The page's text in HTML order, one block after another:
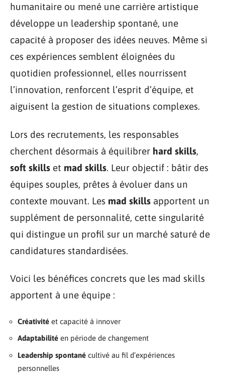
humanitaire ou mené une carrière artistique
développe un leadership spontané, une
capacité à proposer des idées neuves. Même si
ces expériences semblent éloignées du
quotidien professionnel, elles nourrissent
l’innovation, renforcent l’esprit d’équipe, et
aiguisent la gestion de situations complexes.
Lors des recrutements, les responsables
cherchent désormais à équilibrer hard skills,
soft skills et mad skills. Leur objectif : bâtir des
équipes souples, prêtes à évoluer dans un
contexte mouvant. Les mad skills apportent un
supplément de personnalité, cette singularité
qui distingue un profil sur un marché saturé de
candidatures standardisées.
Voici les bénéfices concrets que les mad skills
apportent à une équipe :
Créativité et capacité à innover
Adaptabilité en période de changement
Leadership spontané cultivé au fil d’expériences
personnelles